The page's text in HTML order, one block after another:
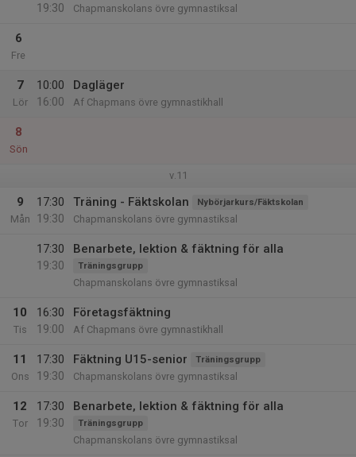
19:30
Chapmanskolans övre gymnastiksal
6
Fre
7
Lör
10:00
16:00
Dagläger
Af Chapmans övre gymnastikhall
8
Sön
v.11
9
Mån
17:30
19:30
Träning - Fäktskolan Nybörjarkurs/Fäktskolan
Chapmanskolans övre gymnastiksal
17:30
19:30
Benarbete, lektion & fäktning för alla
Träningsgrupp
Chapmanskolans övre gymnastiksal
10
Tis
16:30
19:00
Företagsfäktning
Af Chapmans övre gymnastikhall
11
Ons
17:30
19:30
Fäktning U15-senior Träningsgrupp
Chapmanskolans övre gymnastiksal
12
Tor
17:30
19:30
Benarbete, lektion & fäktning för alla
Träningsgrupp
Chapmanskolans övre gymnastiksal